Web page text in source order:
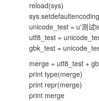
reload(sys)
unicode_test = u'测试
utf8_test =
gbk_test =
merge = utf8_test +
print type(merge)
print repr(merge)
print merge